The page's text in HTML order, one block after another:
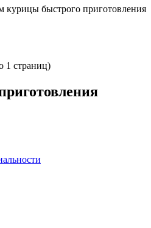
быстрого приготовления
1 страниц)